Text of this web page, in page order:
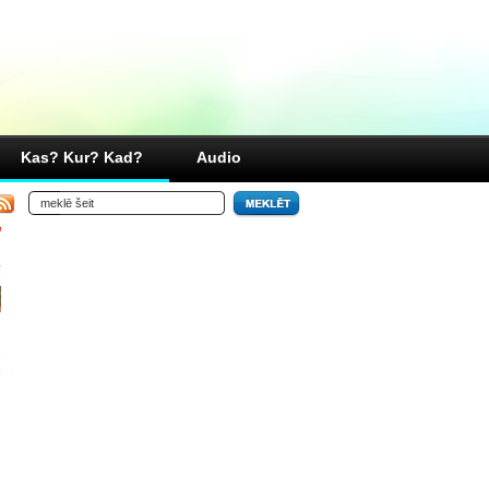
Kas? Kur? Kad? Audio